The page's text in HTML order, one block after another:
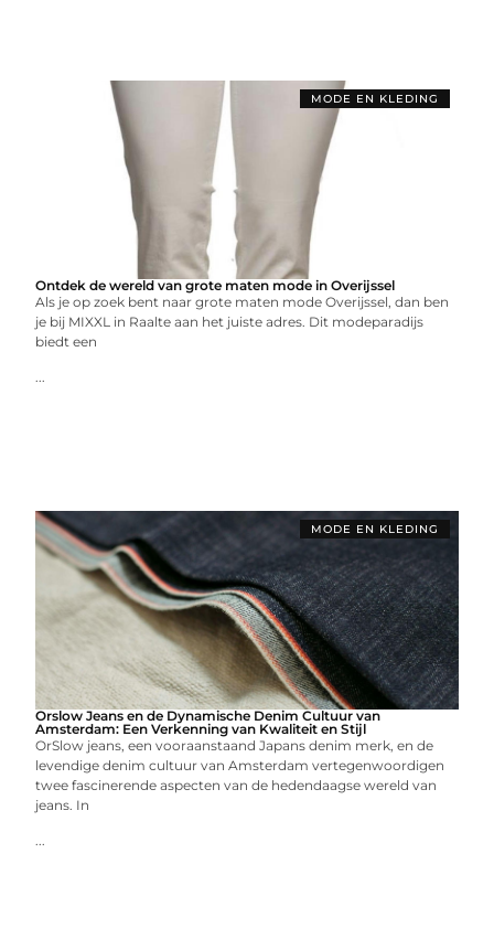
MODE EN KLEDING
Ontdek de wereld van grote maten mode in Overijssel
Als je op zoek bent naar grote maten mode Overijssel, dan ben
je bij MIXXL in Raalte aan het juiste adres. Dit modeparadijs
biedt een
...
MODE EN KLEDING
Orslow Jeans en de Dynamische Denim Cultuur van
Amsterdam: Een Verkenning van Kwaliteit en Stijl
OrSlow jeans, een vooraanstaand Japans denim merk, en de
levendige denim cultuur van Amsterdam vertegenwoordigen
twee fascinerende aspecten van de hedendaagse wereld van
jeans. In
...